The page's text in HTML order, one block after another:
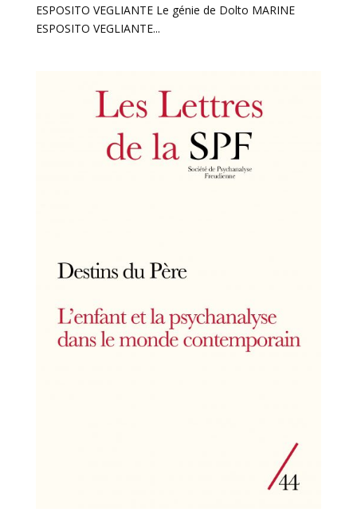
ESPOSITO VEGLIANTE Le génie de Dolto MARINE
ESPOSITO VEGLIANTE...